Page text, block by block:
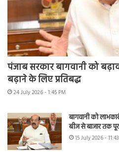
पंजाब सरकार बागवानी को
बढ़ाने के लिए प्रतिबद्ध
24 July 2026 - 1:45 PM
बागवानी को
बीज से बाजार तक
15 July 2026 -